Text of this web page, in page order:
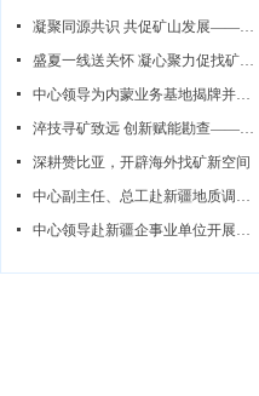
넷 凝聚同源共识 共促矿山发展——中心领导赴白音诺尔矿区调研指导
넷 盛夏一线送关怀 凝心聚力促找矿——中心领导赴线沟-王台子金矿勘查项目慰问调研指导工作
넷 中心领导为内蒙业务基地揭牌并同步开展调研指导系列活动
넷 淬技寻矿致远 创新赋能勘查——中心赞比亚无人机航磁攻坚队纪实
넷 深耕赞比亚，开辟海外找矿新空间
넷 中心副主任、总工赴新疆地质调查所开展调研指导
넷 中心领导赴新疆企事业单位开展座谈交流